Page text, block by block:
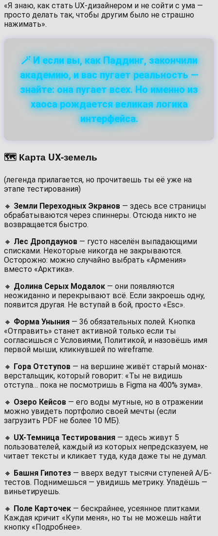
«Я знаю, как стать UX-дизайнером и не сойти с ума —
просто делать так, чтобы другим было не страшно
нажимать».
🪄 И если вы, как Паддинг, закончили
академию, и вас пугает реальность —
знайте: она пугает всех. Но именно из
хаоса рождается великая логика
интерфейса.
🗺️ Карта UX-земель
(легенда прилагается, но прочитаешь ты её уже на
этапе тестирования)
🔸 Земли Переходных Экранов — здесь все страницы
обрабатываются через спиннеры. Отсюда никто не
возвращается быстро.
🔸 Лес Дропдаунов — густо населён выпадающими
списками. Некоторые никогда не закрываются.
Осторожно: можно случайно выбрать «Армения»
вместо «Арктика».
🔸 Долина Серых Модалок — они появляются
неожиданно и перекрывают всё. Если закроешь одну,
появится другая. Не вступай в бой, просто «Esc».
🔸 Форма Уныния — 36 обязательных полей. Кнопка
«Отправить» станет активной только если ты
согласишься с Условиями, Политикой, и назовёшь имя
первой мыши, кликнувшей по wireframe.
🔸 Гора Отступов — на вершине живёт старый монах-
верстальщик, который говорит: «Ты не видишь
отступа… пока не посмотришь в Figma на 400% зума».
🔸 Озеро Кейсов — его воды мутные, но в отражении
можно увидеть портфолио своей мечты (если
загрузить PDF не более 10 МБ).
🔸 UX-Темница Тестирования — здесь живут 5
пользователей, каждый из которых непредсказуем, не
читает тексты и кликает туда, куда даже ты не думал.
🔸 Башня Гипотез — вверх ведут тысячи ступеней А/Б-
тестов. Поднимешься — увидишь метрику. Упадёшь —
виньетируешь.
🔸 Поле Карточек — бескрайнее, усеянное плитками.
Каждая кричит «Купи меня», но ты не можешь найти
кнопку «Подробнее».